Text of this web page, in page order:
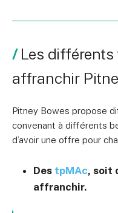
Les différents
affranchir
Pitney Bowes propose
convenant à différents
d’avoir une offre pour
Des tpMAc, soit
affranchir.